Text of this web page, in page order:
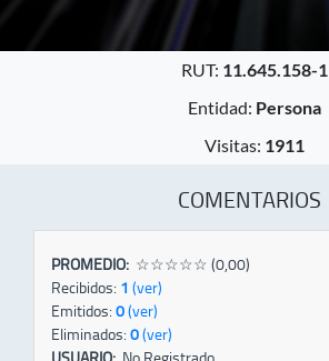
RUT: 11.645.158-1
Entidad: Persona
Visitas: 1911
COMENTARIOS
PROMEDIO: ☆☆☆☆☆ (0,00)
Recibidos: 1 (ver)
Emitidos:0(ver)
Eliminados:0(ver)